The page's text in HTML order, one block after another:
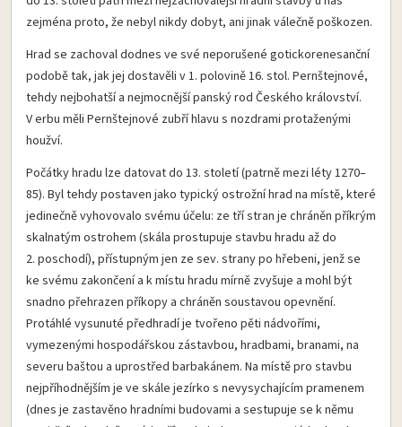
zejména proto, že nebyl nikdy dobyt, ani jinak válečně poškozen.
Hrad se zachoval dodnes ve své neporušené gotickorenesanční
podobě tak, jak jej dostavěli v 1. polovině 16. stol. Pernštejnové,
tehdy nejbohatší a nejmocnější panský rod Českého království.
V erbu měli Pernštejnové zubří hlavu s nozdrami protaženými
houžví.
Počátky hradu lze datovat do 13. století (patrně mezi léty 1270–
85). Byl tehdy postaven jako typický ostrožní hrad na místě, které
jedinečně vyhovovalo svému účelu: ze tří stran je chráněn příkrým
skalnatým ostrohem (skála prostupuje stavbu hradu až do
2. poschodí), přístupným jen ze sev. strany po hřebeni, jenž se
ke svému zakončení a k místu hradu mírně zvyšuje a mohl být
snadno přehrazen příkopy a chráněn soustavou opevnění.
Protáhlé vysunuté předhradí je tvořeno pěti nádvořími,
vymezenými hospodářskou zástavbou, hradbami, branami, na
severu baštou a uprostřed barbakánem. Na místě pro stavbu
nejpříhodnějším je ve skále jezírko s nevysychajícím pramenem
(dnes je zastavěno hradními budovami a sestupuje se k němu